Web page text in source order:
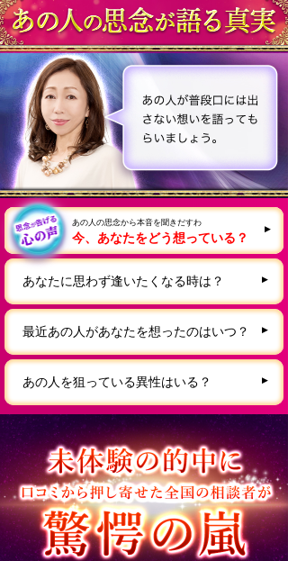
あの人の思念から本音を聞きだすわ
今、あなたをどう想っている？
あなたに思わず逢いたくなる時は？
最近あの人があなたを想ったのはいつ？
あの人を狙っている異性はいる？